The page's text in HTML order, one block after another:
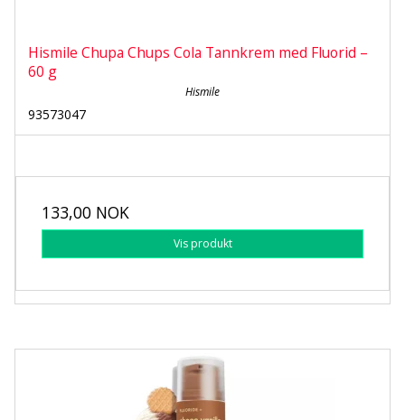
Hismile Chupa Chups Cola Tannkrem med Fluorid –
60 g
Hismile
93573047
133,00 NOK
Vis produkt